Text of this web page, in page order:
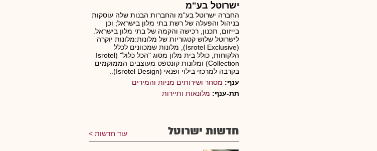
ישרוטל בע"מ
החברה ישרוטל בע"מ והחברות הבנות שלה עוסקות
בניהול והפעלה של רשת בתי מלון בישראל; וכן
בייזום, תכנון, רכישה והקמה של בתי מלון בישראל.
לישרוטל שלוש קטגוריות של מלונות:מלונות יוקרה
(Isrotel Exclusive), מלונות שמכוונים לכלל
הלקוחות, כולל בית מלון מסוג "הכל כלול" (Isrotel
Collection) ומלונות קונספט מעוצבים הממוקמים
בקרבה למרכזי בילוי ופנאי (Isrotel Design)..
ענף: מסחר ושירותים מניות והמירים
תת-ענף: מלונאות ותיירות
חדשות ישרוטל עוד חדשות